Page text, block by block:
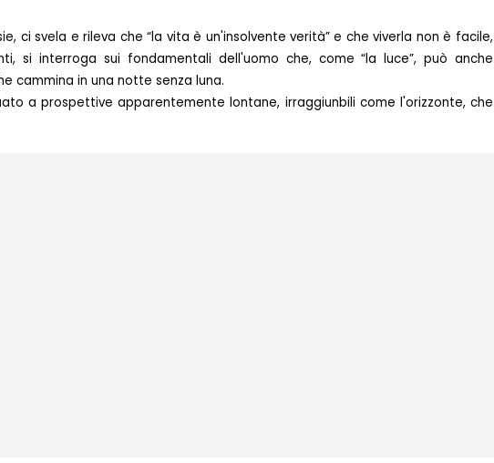
ci svela e rileva che “la vita è un'insolvente verità” e che viverla non è facile,
si interroga sui fondamentali dell'uomo che, come “la luce”, può anche
cammina in una notte senza luna.
a prospettive apparentemente lontane, irraggiunbili come l'orizzonte, che